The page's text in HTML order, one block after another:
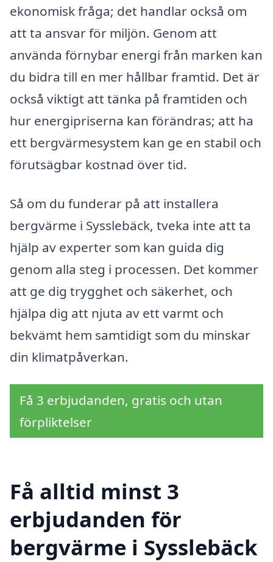
ekonomisk fråga; det handlar också om
att ta ansvar för miljön. Genom att
använda förnybar energi från marken kan
du bidra till en mer hållbar framtid. Det är
också viktigt att tänka på framtiden och
hur energipriserna kan förändras; att ha
ett bergvärmesystem kan ge en stabil och
förutsägbar kostnad över tid.
Så om du funderar på att installera
bergvärme i Sysslebäck, tveka inte att ta
hjälp av experter som kan guida dig
genom alla steg i processen. Det kommer
att ge dig trygghet och säkerhet, och
hjälpa dig att njuta av ett varmt och
bekvämt hem samtidigt som du minskar
din klimatpåverkan.
Få 3 erbjudanden, gratis och utan
förpliktelser
Få alltid minst 3
erbjudanden för
bergvärme i Sysslebäck